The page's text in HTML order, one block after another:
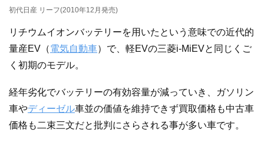
初代日産 リーフ(2010年12月発売)
リチウムイオンバッテリーを用いたという意味での近代的
量産EV（電気自動車）で、軽EVの三菱i-MiEVと同じくご
く初期のモデル。
経年劣化でバッテリーの有効容量が減っていき、ガソリン
車やディーゼル車並の価値を維持できず買取価格も中古車
価格も二束三文だと批判にさらされる事が多い車です。